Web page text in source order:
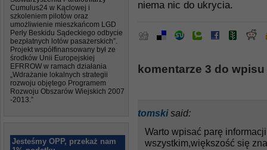
Cumulus24 w Kąclowej i
szkoleniem pilotów oraz
umożliwienie mieszkańcom LGD
Perły Beskidu Sądeckiego odbycie
bezpłatnych lotów pasażerskich”.
Projekt współfinansowany był ze
środków Unii Europejskiej
EFRROW w ramach działania
„Wdrażanie lokalnych strategii
rozwoju objętego Programem
Rozwoju Obszarów Wiejskich 2007
-2013.”
Jesteśmy OPP, przekaż nam
niema nic do ukrycia.
komentarze 3 do wpisu
tomski said:
Warto wpisać parę
wszystkim,większość się